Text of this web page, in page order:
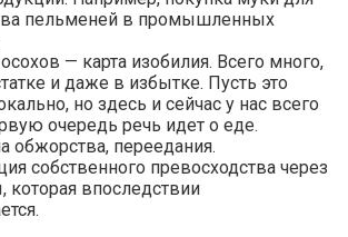
пельменей в промышленных
— карта изобилия. Всего много,
и даже в избытке. Пусть это
но здесь и сейчас у нас всего
очередь речь идет о еде.
обжорства, переедания.
собственного превосходства через
которая впоследствии